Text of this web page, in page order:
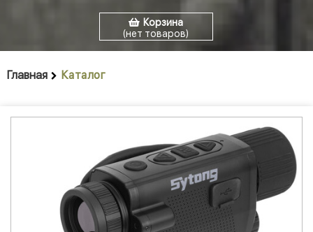
Корзина
(нет товаров)
Главная Каталог